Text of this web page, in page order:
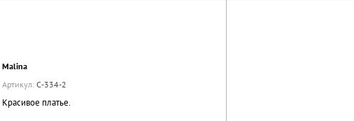
Malina
Артикул: С-334-2
Красивое платье.